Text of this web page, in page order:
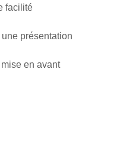
facilité
présentation
en avant